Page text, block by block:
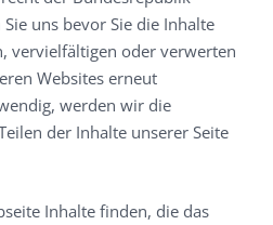
uns bevor Sie die Inhalte
vervielfältigen oder verwerten
Websites erneut
werden wir die
der Inhalte unserer Seite
Inhalte finden, die das